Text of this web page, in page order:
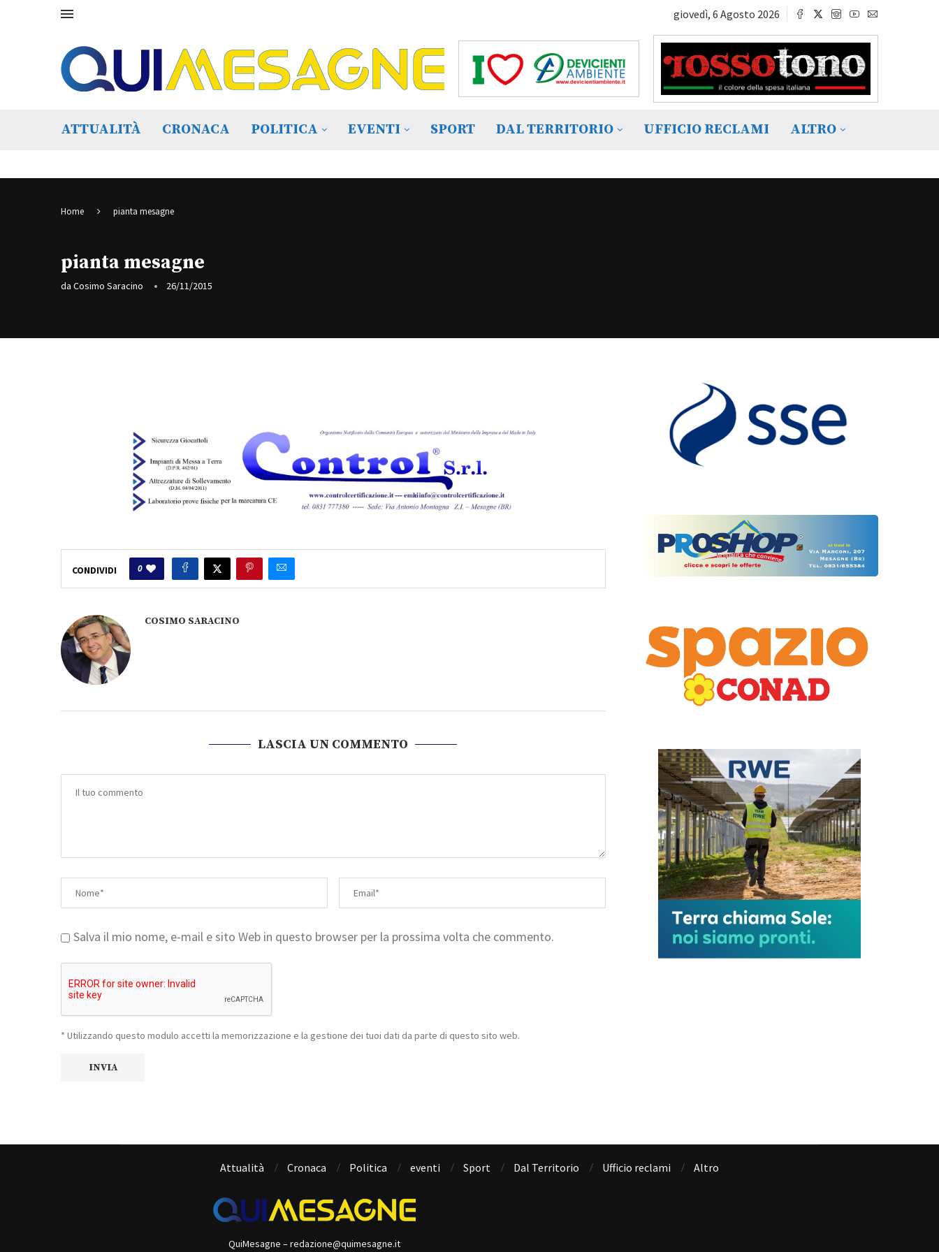
giovedì, 6 Agosto 2026
ATTUALITÀ CRONACA POLITICA EVENTI SPORT DAL TERRITORIO UFFICIO RECLAMI ALTRO
Home pianta mesagne
pianta mesagne
da Cosimo Saracino 26/11/2015
CONDIVIDI 0
COSIMO SARACINO
LASCIA UN COMMENTO
Salva il mio nome, e-mail e sito Web in questo browser per la prossima volta che commento.
* Utilizzando questo modulo accetti la memorizzazione e la gestione dei tuoi dati da parte di questo sito web.
Attualità Cronaca Politica eventi Sport Dal Territorio Ufficio reclami Altro
QuiMesagne – redazione@quimesagne.it